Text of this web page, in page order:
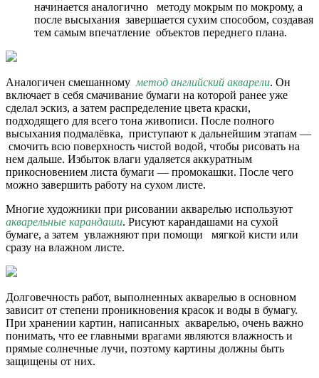
начинается аналогично методу мокрым по мокрому, а
после высыхания завершается сухим способом, создавая
тем самым впечатление объектов переднего плана.
Аналогичен смешанному метод английский акварели. Он
включает в себя смачивание бумаги на которой ранее уже
сделал эскиз, а затем распределение цвета краски,
подходящего для всего тона живописи. После полного
высыхания подмалёвка, приступают к дальнейшим этапам —
смочить всю поверхность чистой водой, чтобы рисовать на
нем дальше. Избыток влаги удаляется аккуратным
прикосновением листа бумаги — промокашки. После чего
можно завершить работу на сухом листе.
Многие художники при рисовании акварелью используют
акварельные карандаши. Рисуют карандашами на сухой
бумаге, а затем увлажняют при помощи мягкой кисти или
сразу на влажном листе.
Долговечность работ, выполненных акварелью в основном
зависит от степени проникновения красок и воды в бумагу.
При хранении картин, написанных акварелью, очень важно
понимать, что ее главными врагами являются влажность и
прямые солнечные лучи, поэтому картины должны быть
защищены от них.